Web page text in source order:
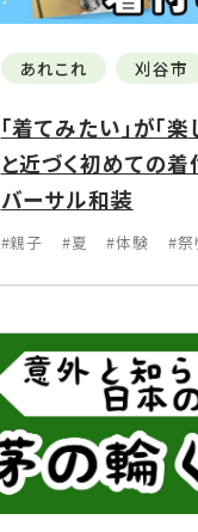
あれこれ 刈谷市
「着てみたい」が「
と近づく初めての
バーサル和装
#親子 #夏 #体験 #祭